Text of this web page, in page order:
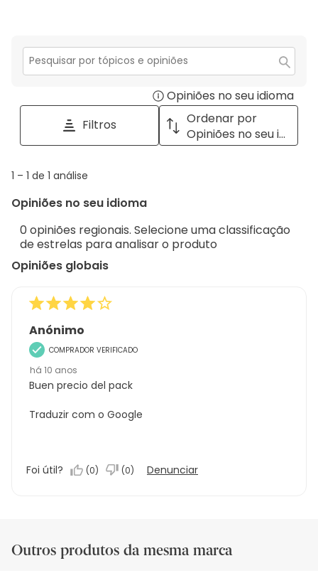
Secção
Opiniões no seu idioma
a
with
Filtros
Ordenar por
Opiniões no seu idioma
1
1
análise
1 – 1 de 1 análise
Opiniões no seu idioma
0 opiniões regionais. Selecione uma classificação
de estrelas para analisar o produto
Opiniões globais
Anónimo
COMPRADOR VERIFICADO
há 10 anos
Buen precio del pack
Traduzir com o Google
Foi útil? (0) (0) Denunciar
Outros produtos da mesma marca